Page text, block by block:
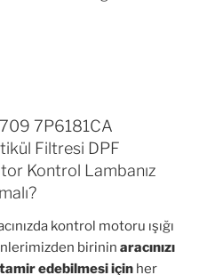
7P6181CA
Filtresi DPF
Kontrol Lambanız
kontrol motoru ışığı
birinin aracınızı
edebilmesi için her